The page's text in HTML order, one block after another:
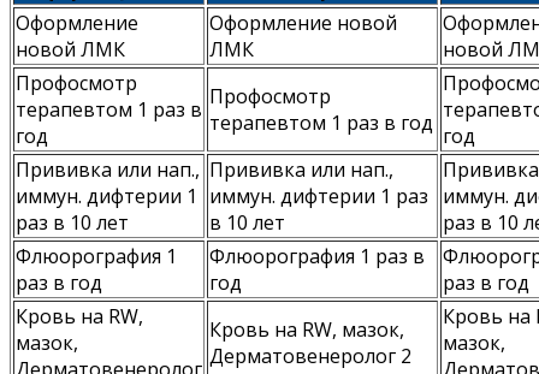
Оформление
новой ЛМК
Оформление новой
ЛМК
новой
Профосмотр
терапевтом 1 раз в
год
Профосмотр
терапевтом 1 раз в год год
Прививка или нап.,
иммун. дифтерии 1
раз в 10 лет
Прививка или нап.,
иммун. дифтерии 1 раз
в 10 лет
иммун.
раз в 10
Флюорография 1
раз в год
Флюорография 1 раз в
год
раз в год
Кровь на RW,
мазок,
Кровь на RW, мазок,
Дерматовенеролог 2
Кровь на
мазок,